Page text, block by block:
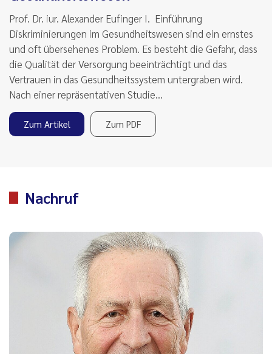
Prof. Dr. iur. Alexander Eufinger I. Einführung
Diskriminierungen im Gesundheitswesen sind ein ernstes
und oft übersehenes Problem. Es besteht die Gefahr, dass
die Qualität der Versorgung beeinträchtigt und das
Vertrauen in das Gesundheitssystem untergraben wird.
Nach einer repräsentativen Studie…
Zum Artikel Zum PDF
Nachruf